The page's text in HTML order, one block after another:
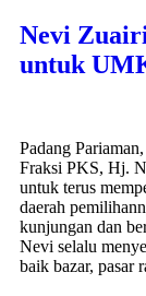
Nevi
untuk
Padang
Fraksi PKS, Hj.
untuk terus
daerah
kunjungan dan
Nevi selalu
baik bazar,